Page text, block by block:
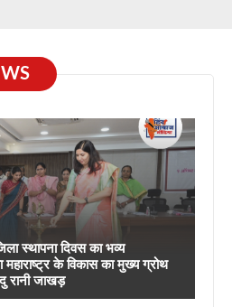
स्थापना दिवस का भव्य
के विकास का मुख्य ग्रोथ
रानी जाखड़